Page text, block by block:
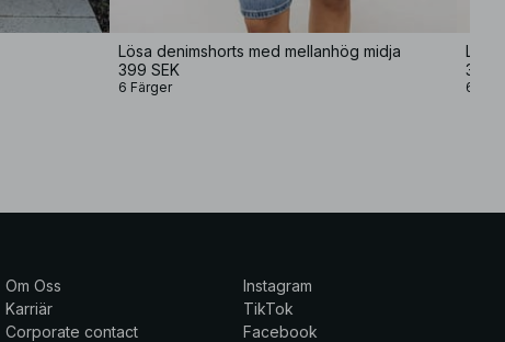
Lösa denimshorts med mellanhög midja
399 SEK
6 Färger
Lösa
399
6
Om Oss
Karriär
Corporate contact
Instagram
TikTok
Facebook